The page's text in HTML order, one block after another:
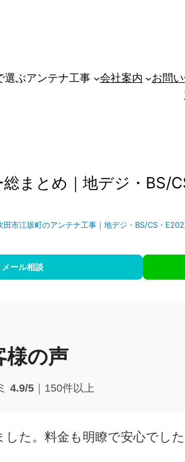
選ぶアンテナ工事 会社案内 お問
まとめ｜地デジ・BS/
田市江坂町のアンテナ工事｜地デジ・BS/CS・
ール相談
様の声
4.9/5｜150件以上
た。料金も明瞭で安心でした